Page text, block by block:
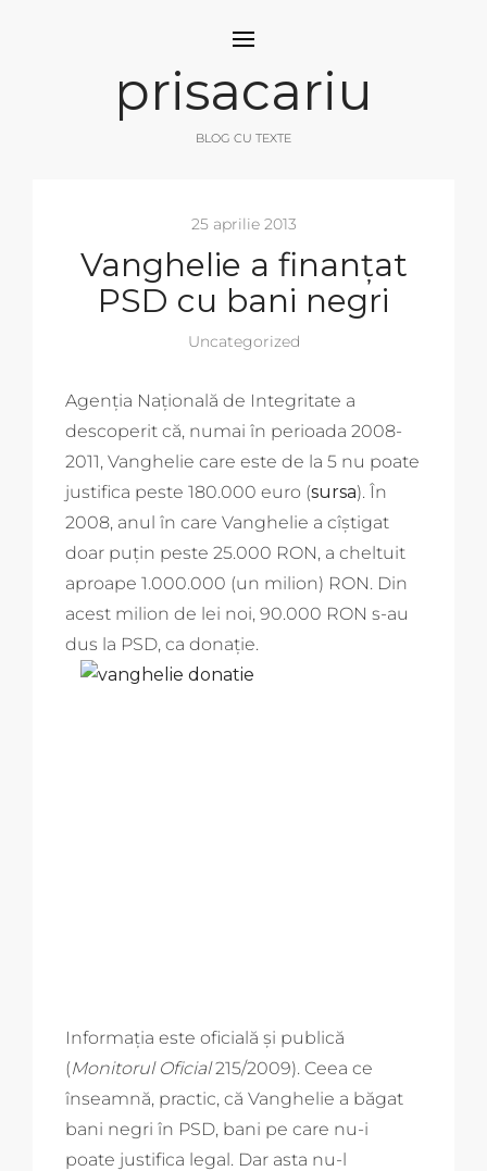
prisacariu
BLOG CU TEXTE
25 aprilie 2013
Vanghelie a finanțat
PSD cu bani negri
Uncategorized
Agenția Națională de Integritate a
descoperit că, numai în perioada 2008-
2011, Vanghelie care este de la 5 nu poate
justifica peste 180.000 euro (sursa). În
2008, anul în care Vanghelie a cîștigat
doar puțin peste 25.000 RON, a cheltuit
aproape 1.000.000 (un milion) RON. Din
acest milion de lei noi, 90.000 RON s-au
dus la PSD, ca donație.
Informația este oficială și publică
(Monitorul Oficial215/2009). Ceea ce
înseamnă, practic, că Vanghelie a băgat
bani negri în PSD, bani pe care nu-i
poate justifica legal. Dar asta nu-l